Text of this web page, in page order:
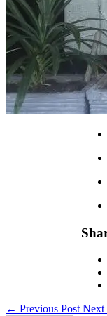
← Previous Post Next